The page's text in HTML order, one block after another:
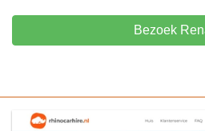
Bezoek